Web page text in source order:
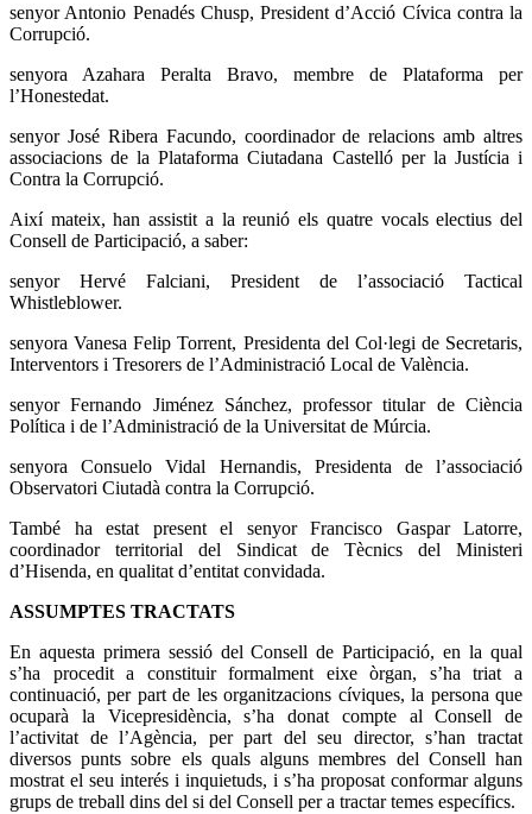
senyor Antonio Penadés Chusp, President d’Acció Cívica contra la
Corrupció.
senyora Azahara Peralta Bravo, membre de Plataforma per
l’Honestedat.
senyor José Ribera Facundo, coordinador de relacions amb altres
associacions de la Plataforma Ciutadana Castelló per la Justícia i
Contra la Corrupció.
Així mateix, han assistit a la reunió els quatre vocals electius del
Consell de Participació, a saber:
senyor Hervé Falciani, President de l’associació Tactical
Whistleblower.
senyora Vanesa Felip Torrent, Presidenta del Col·legi de Secretaris,
Interventors i Tresorers de l’Administració Local de València.
senyor Fernando Jiménez Sánchez, professor titular de Ciència
Política i de l’Administració de la Universitat de Múrcia.
senyora Consuelo Vidal Hernandis, Presidenta de l’associació
Observatori Ciutadà contra la Corrupció.
També ha estat present el senyor Francisco Gaspar Latorre,
coordinador territorial del Sindicat de Tècnics del Ministeri
d’Hisenda, en qualitat d’entitat convidada.
ASSUMPTES TRACTATS
En aquesta primera sessió del Consell de Participació, en la qual
s’ha procedit a constituir formalment eixe òrgan, s’ha triat a
continuació, per part de les organitzacions cíviques, la persona que
ocuparà la Vicepresidència, s’ha donat compte al Consell de
l’activitat de l’Agència, per part del seu director, s’han tractat
diversos punts sobre els quals alguns membres del Consell han
mostrat el seu interés i inquietuds, i s’ha proposat conformar alguns
grups de treball dins del si del Consell per a tractar temes específics.